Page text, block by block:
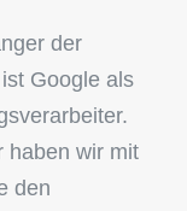
der
Google als
haben wir mit
den